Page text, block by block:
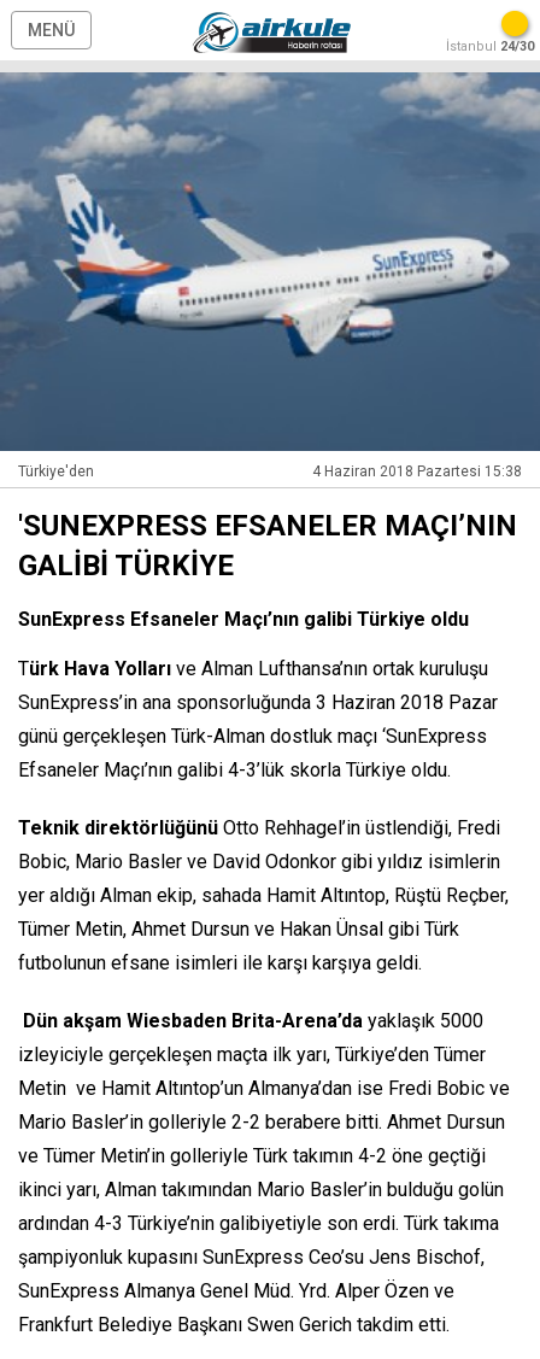
MENÜ
İstanbul 24/30
Türkiye'den 4 Haziran 2018 Pazartesi 15:38
'SUNEXPRESS EFSANELER MAÇI’NIN
GALİBİ TÜRKİYE
SunExpress Efsaneler Maçı’nın galibi Türkiye oldu
Türk Hava Yolları ve Alman Lufthansa’nın ortak kuruluşu
SunExpress’in ana sponsorluğunda 3 Haziran 2018 Pazar
günü gerçekleşen Türk-Alman dostluk maçı ‘SunExpress
Efsaneler Maçı’nın galibi 4-3’lük skorla Türkiye oldu.
Teknik direktörlüğünü Otto Rehhagel’in üstlendiği, Fredi
Bobic, Mario Basler ve David Odonkor gibi yıldız isimlerin
yer aldığı Alman ekip, sahada Hamit Altıntop, Rüştü Reçber,
Tümer Metin, Ahmet Dursun ve Hakan Ünsal gibi Türk
futbolunun efsane isimleri ile karşı karşıya geldi.
Dün akşam Wiesbaden Brita-Arena’da yaklaşık 5000
izleyiciyle gerçekleşen maçta ilk yarı, Türkiye’den Tümer
Metin ve Hamit Altıntop’un Almanya’dan ise Fredi Bobic ve
Mario Basler’in golleriyle 2-2 berabere bitti. Ahmet Dursun
ve Tümer Metin’in golleriyle Türk takımın 4-2 öne geçtiği
ikinci yarı, Alman takımından Mario Basler’in bulduğu golün
ardından 4-3 Türkiye’nin galibiyetiyle son erdi. Türk takıma
şampiyonluk kupasını SunExpress Ceo’su Jens Bischof,
SunExpress Almanya Genel Müd. Yrd. Alper Özen ve
Frankfurt Belediye Başkanı Swen Gerich takdim etti.